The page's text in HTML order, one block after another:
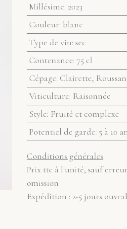
Millésime: 2023
Couleur: blanc
Type de vin: sec
Contenance: 75 cl
Cépage: Clairette,
Viticulture: Raisonnée
Style: Fruité et complexe
Potentiel de garde: 5 à 10
Conditions générales
Prix ttc à l'unité, sauf
omission
Expédition : 2-5 jours